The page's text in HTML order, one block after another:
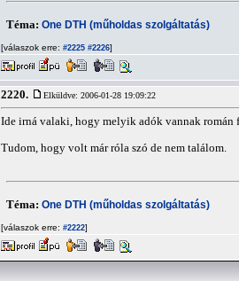
Téma: One DTH (műholdas szolgáltatás)
[válaszok erre: #2225 #2226]
2220. Elküldve: 2006-01-28 19:09:22
Ide irná valaki, hogy melyik adók vannak román
Tudom, hogy volt már róla szó de nem találom.
Téma: One DTH (műholdas szolgáltatás)
[válaszok erre: #2222]